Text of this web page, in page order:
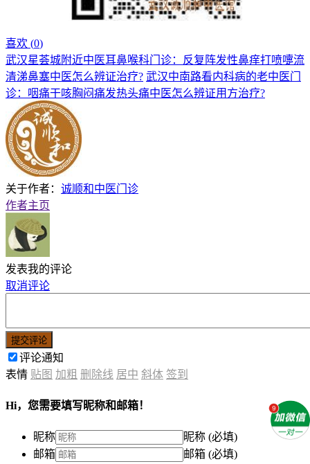
喜欢 (0)
武汉星荟城附近中医耳鼻喉科门诊：反复阵发性鼻痒打喷嚏流
清涕鼻塞中医怎么辨证治疗? 武汉中南路看内科病的老中医门
诊：咽痛干咳胸闷痛发热头痛中医怎么辨证用方治疗?
关于作者： 诚顺和中医门诊
作者主页
发表我的评论
取消评论
提交评论
评论通知
表情 贴图 加粗 删除线 居中 斜体 签到
Hi，您需要填写昵称和邮箱！
昵称
昵称 (必填)
邮箱
邮箱 (必填)